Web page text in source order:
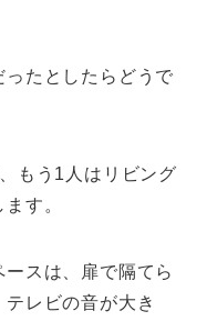
たとしたらどうで
もう1人はリビング
す。
スは、扉で隔てら
レビの音が大き